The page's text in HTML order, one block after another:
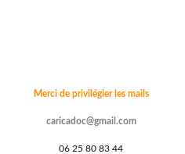
Merci de privilégier les mails
caricadoc@gmail.com
06 25 80 83 44